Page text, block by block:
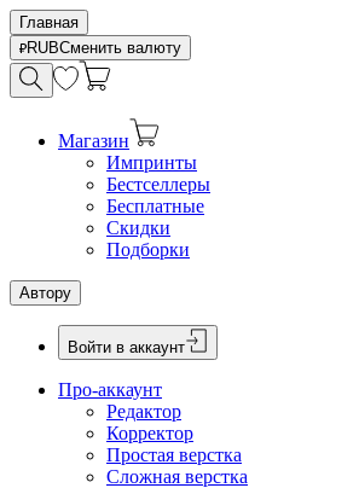
Главная
RUBСменить валюту
Магазин
Импринты
Бестселлеры
Бесплатные
Скидки
Подборки
Автору
Войти в аккаунт
Про-аккаунт
Редактор
Корректор
Простая верстка
Сложная верстка